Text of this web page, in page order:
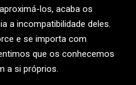
los, acaba os
a incompatibilidade deles.
e se importa com
que os conhecemos
a si próprios.